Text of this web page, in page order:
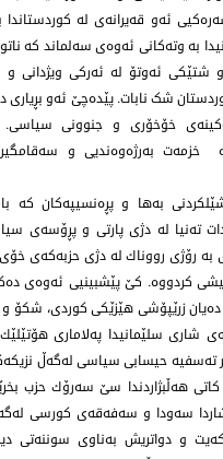
ئەو قەیرانەی لە كوردستاندا
بە وتەكانی ئەوەی سەلماند كە
و شتێكی ئەوتۆ لە ئەركی ویژدانی
شک نابات. پێدەچێ ئەو بڕیاری
مەكینەی خۆخۆری و جنوونی
بەرژەوەندیی و
بەها و پڕەنسیپەكان كە
تەنیا لە دژی پارتی و پڕۆسەی
بە رۆژی رووناك لە دژی حزبەكەی
كردووە. كێ پێشبینیی ئەوەی
دەیان زرێپۆشی هێزێكی كوردی، شکۆ و
شاری سلێمانیدا پەلاماری
تەسفیە حیسابی سیاسی لەگەڵ
هەڵبژاردندا سێ سەرۆك حزب
فشاردا سەودا و سەفەقەی كورسی
و دواتریش بەناوی سوننەتی